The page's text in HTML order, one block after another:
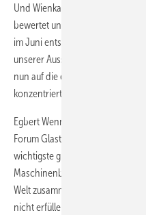
Und Wienkamp weiter: „ Wir
bewertet und uns gemeinsam für
im Juni entschieden. Unsere
unserer Aussteller, Besucher
nun auf die erfolgreiche
konzentriert.“
Egbert Wenninger, Vorsitzender
Forum Glastechnik des VDMA
wichtigste globale Veranstaltung
Maschinenbau und das
Welt zusammen. Eine glasstec in
nicht erfüllen. Die konjunkturelle